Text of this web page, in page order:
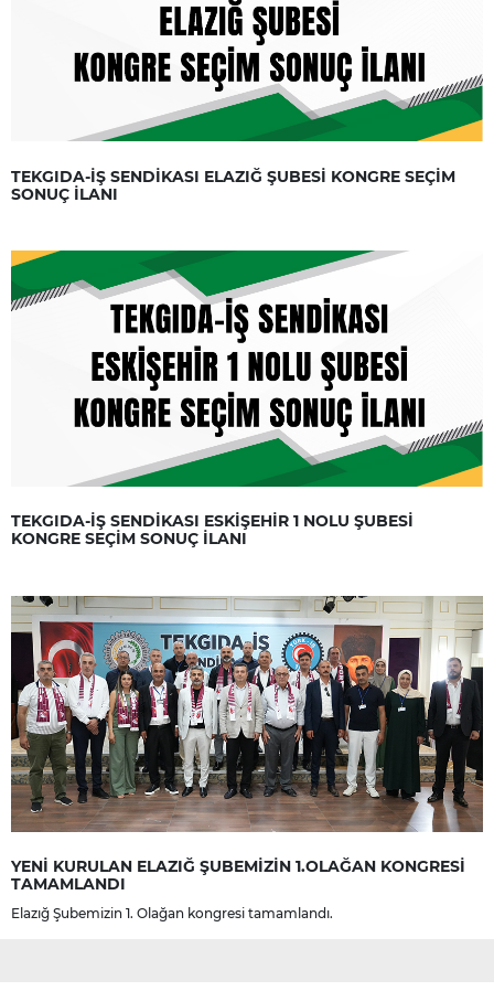
TEKGIDA-İŞ SENDİKASI ELAZIĞ ŞUBESİ KONGRE SEÇİM
SONUÇ İLANI
TEKGIDA-İŞ SENDİKASI ESKİŞEHİR 1 NOLU ŞUBESİ
KONGRE SEÇİM SONUÇ İLANI
YENİ KURULAN ELAZIĞ ŞUBEMİZİN 1.OLAĞAN KONGRESİ
TAMAMLANDI
Elazığ Şubemizin 1. Olağan kongresi tamamlandı.